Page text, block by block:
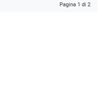
Pagina 1 di 2